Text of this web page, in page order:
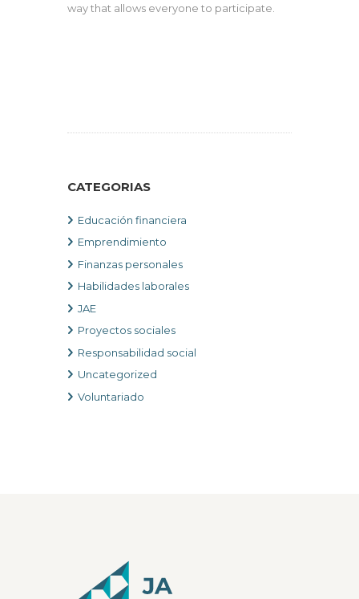
way that allows everyone to participate.
CATEGORIAS
Educación financiera
Emprendimiento
Finanzas personales
Habilidades laborales
JAE
Proyectos sociales
Responsabilidad social
Uncategorized
Voluntariado